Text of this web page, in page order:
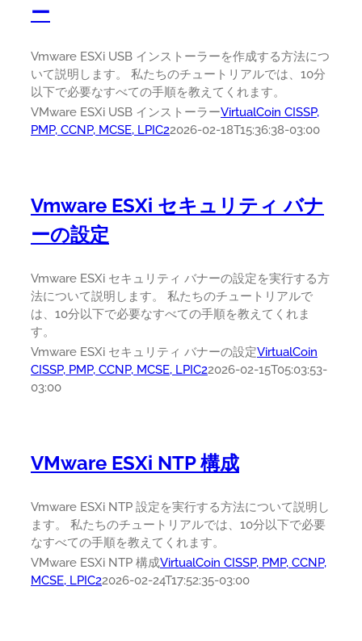
ー
Vmware ESXi USB インストーラーを作成する方法につ
いて説明します。 私たちのチュートリアルでは、10分
以下で必要なすべての手順を教えてくれます。
VMware ESXi USB インストーラーVirtualCoin CISSP,
PMP, CCNP, MCSE, LPIC22026-02-18T15:36:38-03:00
Vmware ESXi セキュリティ バナ
ーの設定
Vmware ESXi セキュリティ バナーの設定を実行する方
法について説明します。 私たちのチュートリアルで
は、10分以下で必要なすべての手順を教えてくれま
す。
Vmware ESXi セキュリティ バナーの設定VirtualCoin
CISSP, PMP, CCNP, MCSE, LPIC22026-02-15T05:03:53-
03:00
VMware ESXi NTP 構成
Vmware ESXi NTP 設定を実行する方法について説明し
ます。 私たちのチュートリアルでは、10分以下で必要
なすべての手順を教えてくれます。
VMware ESXi NTP 構成VirtualCoin CISSP, PMP, CCNP,
MCSE, LPIC22026-02-24T17:52:35-03:00